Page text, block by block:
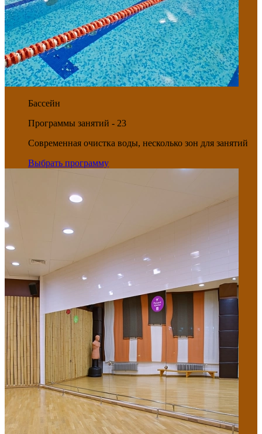
Бассейн
Программы занятий - 23
Современная очистка воды, несколько зон для занятий
Выбрать программу